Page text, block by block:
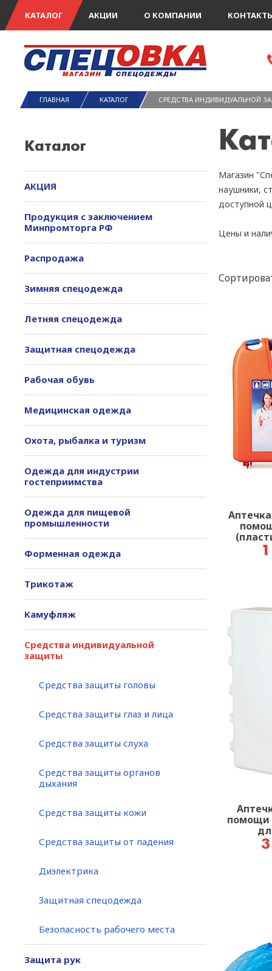
КАТАЛОГ АКЦИИ О КОМПАНИИ
ГЛАВНАЯ КАТАЛОГ СРЕДСТВА ИНДИВИДУАЛЬНОЙ
Каталог
АКЦИЯ
Продукция с заключением
Минпромторга РФ
Распродажа
Зимняя спецодежда
Летняя спецодежда
Защитная спецодежда
Рабочая обувь
Медицинская одежда
Охота, рыбалка и туризм
Одежда для индустрии
гостеприимства
Одежда для пищевой
промышленности
Форменная одежда
Трикотаж
Камуфляж
Средства индивидуальной
защиты
Средства защиты головы
Средства защиты глаз и лица
Средства защиты слуха
Средства защиты органов
дыхания
Средства защиты кожи
Средства защиты от падения
Диэлектрика
Защитная спецодежда
Безопасность рабочего места
Защита рук
Магазин
наушники,
доступной
Цены и
помощи